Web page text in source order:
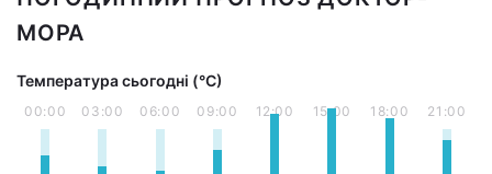
МОРА
Температура сьогодні (°С)
00:00 03:00 06:00 09:00 12:00 15:00 18:00 21:00